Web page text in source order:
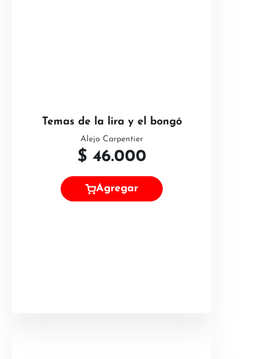
Temas de la lira y el bongó
Alejo Carpentier
$ 46.000
Agregar